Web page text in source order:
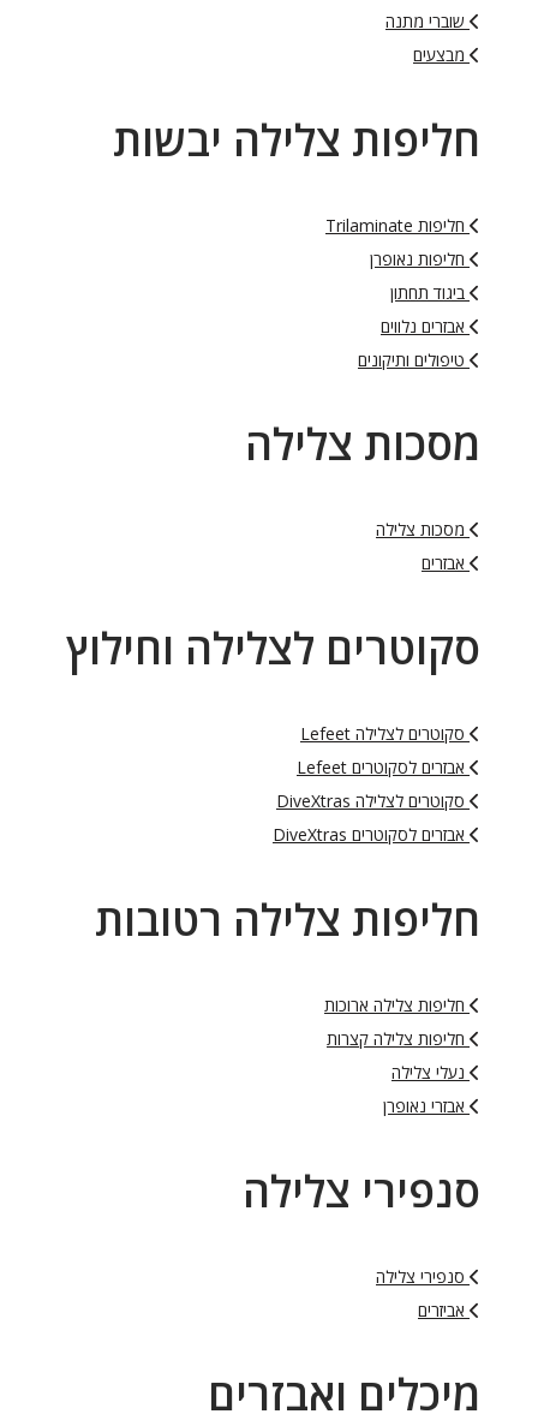
שוברי מתנה
מבצעים
חליפות צלילה יבשות
חליפות Trilaminate
חליפות נאופרן
ביגוד תחתון
אבזרים נלווים
טיפולים ותיקונים
מסכות צלילה
מסכות צלילה
אבזרים
סקוטרים לצלילה וחילוץ
סקוטרים לצלילה Lefeet
אבזרים לסקוטרים Lefeet
סקוטרים לצלילה DiveXtras
אבזרים לסקוטרים DiveXtras
חליפות צלילה רטובות
חליפות צלילה ארוכות
חליפות צלילה קצרות
נעלי צלילה
אבזרי נאופרן
סנפירי צלילה
סנפירי צלילה
אביזרים
מיכלים ואבזרים